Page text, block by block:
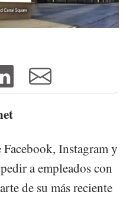
Instagram y
a empleados con
de su más reciente